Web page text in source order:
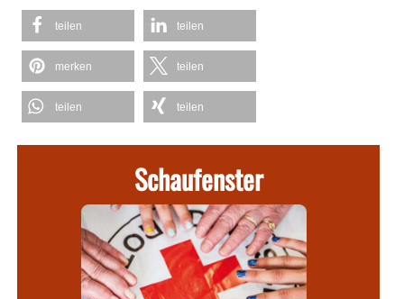
teilen teilen
merken teilen
teilen teilen
Schaufenster